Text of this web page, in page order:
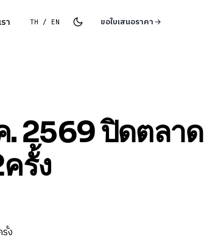
า TH / EN ขอใบเสนอราคา
. 2569 ปิดตลาด
รั้ง